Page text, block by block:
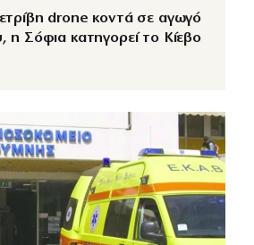
drone κοντά σε αγωγό
η Σόφια κατηγορεί το Κίεβο